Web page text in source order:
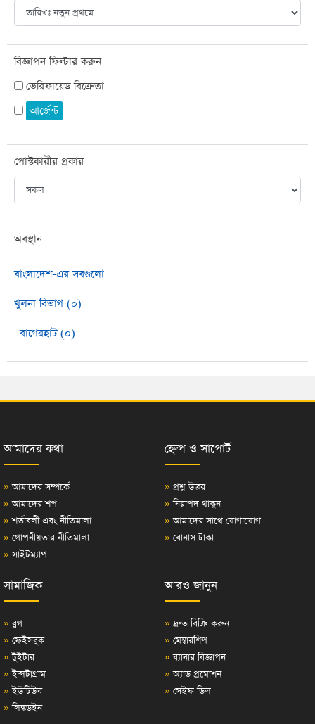
বিজ্ঞাপন ফিল্টার করুন
ভেরিফায়েড বিক্রেতা
আর্জেন্ট
পোস্টকারীর প্রকার
অবস্থান
বাংলাদেশ-এর সবগুলো
খুলনা বিভাগ (০)
বাগেরহাট (০)
আমাদের কথা
» আমাদের সম্পর্কে
» আমাদের শপ
» শর্তাবলী এবং নীতিমালা
» গোপনীয়তার নীতিমালা
» সাইটম্যাপ
হেল্প ও সাপোর্ট
» প্রশ্ন-উত্তর
» নিরাপদ থাকুন
» আমাদের সাথে যোগাযোগ
» বোনাস টাকা
সামাজিক
» ব্লগ
» ফেইসবুক
» টুইটার
» ইন্সটাগ্রাম
» ইউটিউব
» লিঙ্কডইন
আরও জানুন
» দ্রুত বিক্রি করুন
» মেম্বারশিপ
» ব্যানার বিজ্ঞাপন
» অ্যাড প্রমোশন
» সেইফ ডিল